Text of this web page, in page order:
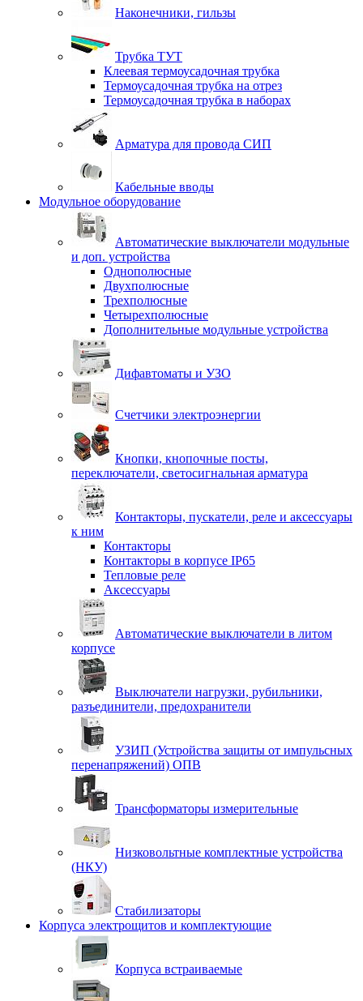
Наконечники, гильзы
Трубка ТУТ
Клеевая термоусадочная трубка
Термоусадочная трубка на отрез
Термоусадочная трубка в наборах
Арматура для провода СИП
Кабельные вводы
Модульное оборудование
Автоматические выключатели модульные
и доп. устройства
Однополюсные
Двухполюсные
Трехполюсные
Четырехполюсные
Дополнительные модульные устройства
Дифавтоматы и УЗО
Счетчики электроэнергии
Кнопки, кнопочные посты,
переключатели, светосигнальная арматура
Контакторы, пускатели, реле и аксессуары
к ним
Контакторы
Контакторы в корпусе IP65
Тепловые реле
Аксессуары
Автоматические выключатели в литом
корпусе
Выключатели нагрузки, рубильники,
разъединители, предохранители
УЗИП (Устройства защиты от импульсных
перенапряжений) ОПВ
Трансформаторы измерительные
Низковольтные комплектные устройства
(НКУ)
Стабилизаторы
Корпуса электрощитов и комплектующие
Корпуса встраиваемые